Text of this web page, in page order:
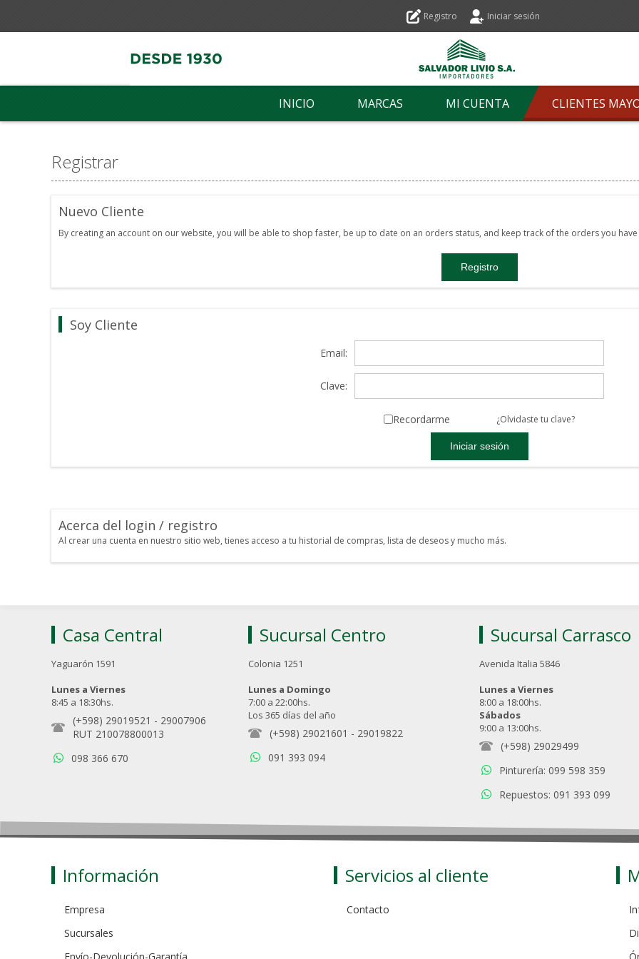
Registro Iniciar sesión
INICIO MARCAS MI CUENTA CLIENTES
Registrar
Nuevo Cliente
By creating an account on our website, you will be able to shop faster, be up to date on an orders status, and keep track of the orders you
Soy Cliente
Email:
Clave:
Recordarme ¿Olvidaste tu clave?
Acerca del login / registro
Al crear una cuenta en nuestro sitio web, tienes acceso a tu historial de compras, lista de deseos y mucho más.
Casa Central
Yaguarón 1591
Lunes a Viernes
8:45 a 18:30hs.
(+598) 29019521 - 29007906
RUT 210078800013
098 366 670
Sucursal Centro
Colonia 1251
Lunes a Domingo
7:00 a 22:00hs.
Los 365 días del año
(+598) 29021601 - 29019822
091 393 094
Sucursal Carrasco
Avenida Italia 5846
Lunes a Viernes
8:00 a 18:00hs.
Sábados
9:00 a 13:00hs.
(+598) 29029499
Pinturería: 099 598 359
Repuestos: 091 393 099
Información
Empresa
Sucursales
Servicios al cliente
Contacto